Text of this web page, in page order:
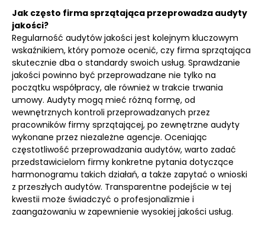
Jak często firma sprzątająca przeprowadza audyty
jakości?
Regularność audytów jakości jest kolejnym kluczowym
wskaźnikiem, który pomoże ocenić, czy firma sprzątająca
skutecznie dba o standardy swoich usług. Sprawdzanie
jakości powinno być przeprowadzane nie tylko na
początku współpracy, ale również w trakcie trwania
umowy. Audyty mogą mieć różną formę, od
wewnętrznych kontroli przeprowadzanych przez
pracowników firmy sprzątającej, po zewnętrzne audyty
wykonane przez niezależne agencje. Oceniając
częstotliwość przeprowadzania audytów, warto zadać
przedstawicielom firmy konkretne pytania dotyczące
harmonogramu takich działań, a także zapytać o wnioski
z przeszłych audytów. Transparentne podejście w tej
kwestii może świadczyć o profesjonalizmie i
zaangażowaniu w zapewnienie wysokiej jakości usług.